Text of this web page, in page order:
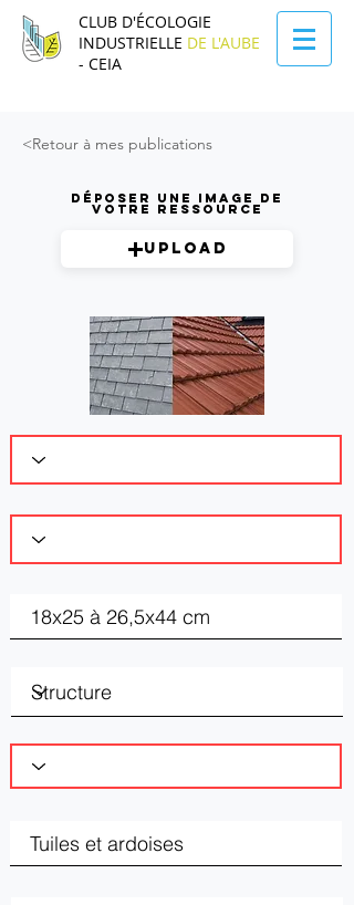
CLUB D'ÉCOLOGIE
INDUSTRIELLE DE L'AUBE
- CEIA
<Retour à mes publications
Déposer une image de
votre ressource
Upload